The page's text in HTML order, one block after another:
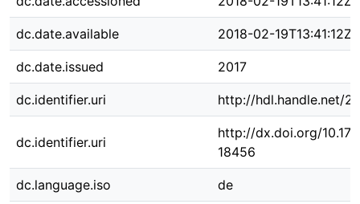
dc.date.available 2018-02-19T13:41:12Z
dc.date.issued 2017
dc.identifier.uri http://hdl.handle.net/
dc.identifier.uri
http://dx.doi.org/
18456
dc.language.iso de